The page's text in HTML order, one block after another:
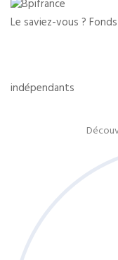
Le saviez-vous ?
indépendants